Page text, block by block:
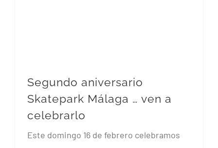
Segundo aniversario
Skatepark Málaga … ven a
celebrarlo
Este domingo 16 de febrero celebramos